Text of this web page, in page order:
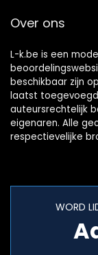
Over ons
L-k.be is een
beschikbaar zijn
laatst
auteursrechtelijk
eigenaren. Alle
respectievelijke
WORD